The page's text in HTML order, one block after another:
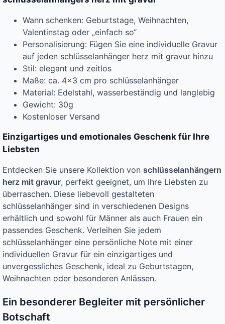
Wann schenken: Geburtstage, Weihnachten,
Valentinstag oder „einfach so“
Personalisierung: Fügen Sie eine individuelle Gravur
auf jeden schlüsselanhänger herz mit gravur hinzu
Stil: elegant und zeitlos
Maße: ca. 4×3 cm pro schlüsselanhänger
Material: Edelstahl, wasserbeständig und langlebig
Gewicht: 30g
Kostenloser Versand
Einzigartiges und emotionales Geschenk für Ihre
Liebsten
Entdecken Sie unsere Kollektion von schlüsselanhängern
herz mit gravur, perfekt geeignet, um Ihre Liebsten zu
überraschen. Diese liebevoll gestalteten
schlüsselanhänger sind in verschiedenen Designs
erhältlich und sowohl für Männer als auch Frauen ein
passendes Geschenk. Verleihen Sie jedem
schlüsselanhänger eine persönliche Note mit einer
individuellen Gravur für ein einzigartiges und
unvergessliches Geschenk, ideal zu Geburtstagen,
Weihnachten oder besonderen Anlässen.
Ein besonderer Begleiter mit persönlicher
Botschaft